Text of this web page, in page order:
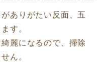
ありがたい反面、五
す。
麗になるので、掃除
ん。